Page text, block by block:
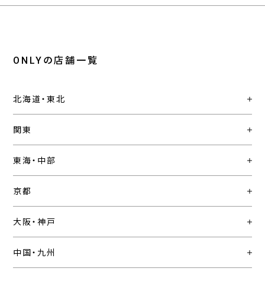
ONLYの店舗一覧
北海道・東北
関東
東海・中部
京都
大阪・神戸
中国・九州